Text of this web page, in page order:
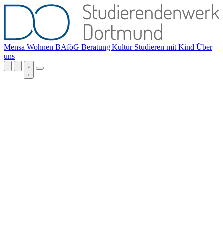
Mensa Wohnen BAföG Beratung Kultur Studieren mit Kind Über
uns